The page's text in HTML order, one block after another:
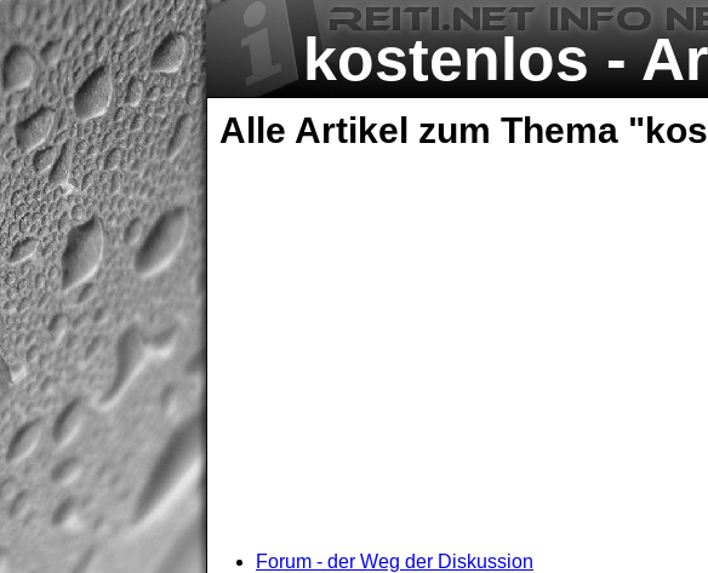
kostenlos -
Berichte zum
Alle Artikel zum Thema "
Forum - der Weg der Diskussion